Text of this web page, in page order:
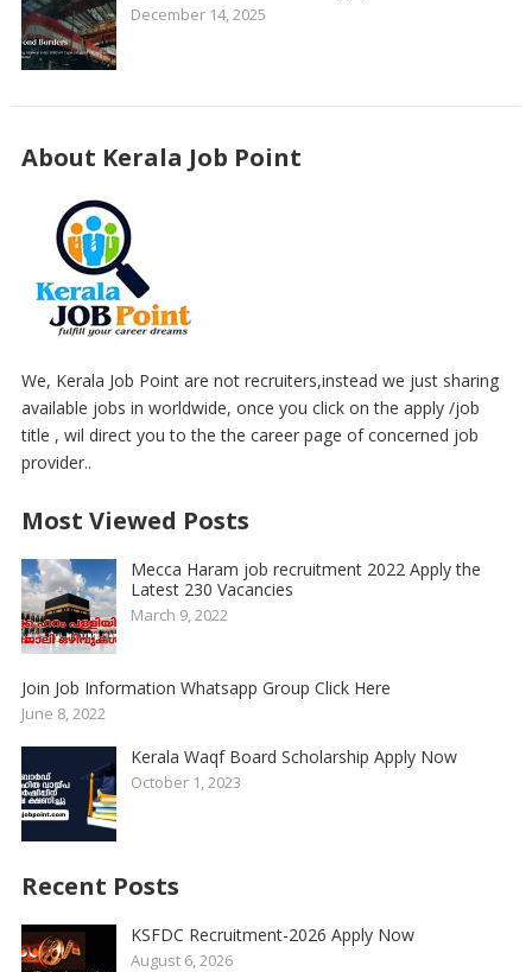
December 14, 2025
About Kerala Job Point
We, Kerala Job Point are not recruiters,instead we just sharing
available jobs in worldwide, once you click on the apply /job
title , wil direct you to the the career page of concerned job
provider..
Most Viewed Posts
Mecca Haram job recruitment 2022 Apply the
Latest 230 Vacancies
March 9, 2022
Join Job Information Whatsapp Group Click Here
June 8, 2022
Kerala Waqf Board Scholarship Apply Now
October 1, 2023
Recent Posts
KSFDC Recruitment-2026 Apply Now
August 6, 2026